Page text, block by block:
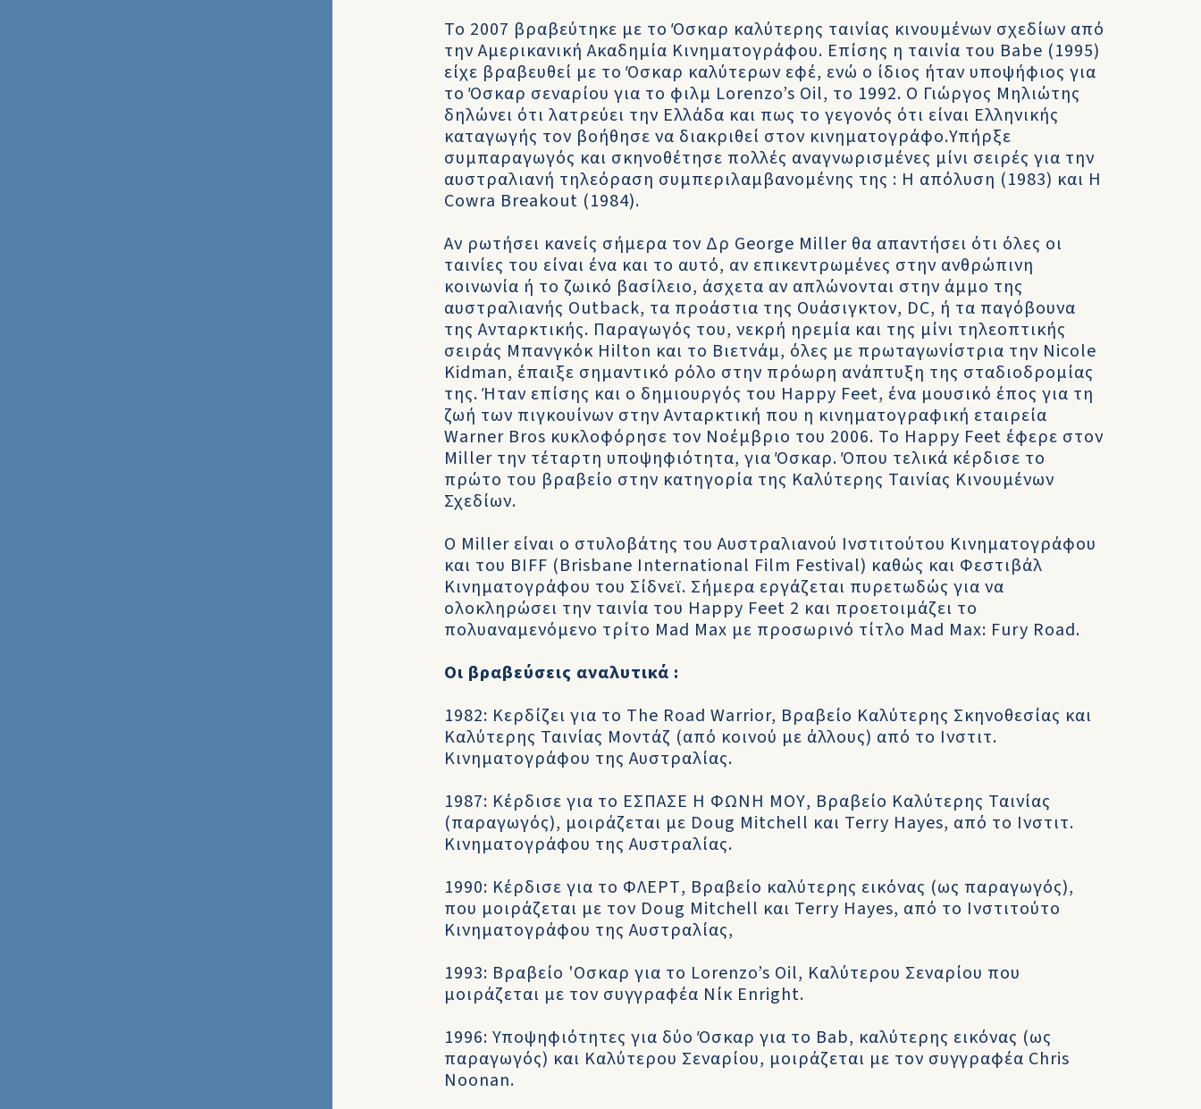
Το 2007 βραβεύτηκε με το Όσκαρ καλύτερης ταινίας κινουμένων σχεδίων από
την Αμερικανική Ακαδημία Κινηματογράφου. Επίσης η ταινία του Babe (1995)
είχε βραβευθεί με το Όσκαρ καλύτερων εφέ, ενώ ο ίδιος ήταν υποψήφιος για
το Όσκαρ σεναρίου για το φιλμ Lorenzo’s Oil, το 1992. Ο Γιώργος Μηλιώτης
δηλώνει ότι λατρεύει την Ελλάδα και πως το γεγονός ότι είναι Ελληνικής
καταγωγής τον βοήθησε να διακριθεί στον κινηματογράφο.Υπήρξε
συμπαραγωγός και σκηνοθέτησε πολλές αναγνωρισμένες μίνι σειρές για την
αυστραλιανή τηλεόραση συμπεριλαμβανομένης της : Η απόλυση (1983) και Η
Cowra Breakout (1984).
Αν ρωτήσει κανείς σήμερα τον Δρ George Miller θα απαντήσει ότι όλες οι
ταινίες του είναι ένα και το αυτό, αν επικεντρωμένες στην ανθρώπινη
κοινωνία ή το ζωικό βασίλειο, άσχετα αν απλώνονται στην άμμο της
αυστραλιανής Outback, τα προάστια της Ουάσιγκτον, DC, ή τα παγόβουνα
της Ανταρκτικής. Παραγωγός του, νεκρή ηρεμία και της μίνι τηλεοπτικής
σειράς Μπανγκόκ Hilton και το Βιετνάμ, όλες με πρωταγωνίστρια την Nicole
Kidman, έπαιξε σημαντικό ρόλο στην πρόωρη ανάπτυξη της σταδιοδρομίας
της. Ήταν επίσης και ο δημιουργός του Happy Feet, ένα μουσικό έπος για τη
ζωή των πιγκουίνων στην Ανταρκτική που η κινηματογραφική εταιρεία
Warner Bros κυκλοφόρησε τον Νοέμβριο του 2006. Το Happy Feet έφερε στον
Miller την τέταρτη υποψηφιότητα, για Όσκαρ. Όπου τελικά κέρδισε το
πρώτο του βραβείο στην κατηγορία της Καλύτερης Ταινίας Κινουμένων
Σχεδίων.
Ο Miller είναι ο στυλοβάτης του Αυστραλιανού Ινστιτούτου Κινηματογράφου
και του BIFF (Brisbane International Film Festival) καθώς και Φεστιβάλ
Κινηματογράφου του Σίδνεϊ. Σήμερα εργάζεται πυρετωδώς για να
ολοκληρώσει την ταινία του Happy Feet 2 και προετοιμάζει το
πολυαναμενόμενο τρίτο Mad Max με προσωρινό τίτλο Mad Max: Fury Road.
Οι βραβεύσεις αναλυτικά :
1982: Κερδίζει για το The Road Warrior, Βραβείο Καλύτερης Σκηνοθεσίας και
Καλύτερης Ταινίας Μοντάζ (από κοινού με άλλους) από το Ινστιτ.
Κινηματογράφου της Αυστραλίας.
1987: Κέρδισε για το ΕΣΠΑΣΕ Η ΦΩΝΗ ΜΟΥ, Βραβείο Καλύτερης Ταινίας
(παραγωγός), μοιράζεται με Doug Mitchell και Terry Hayes, από το Ινστιτ.
Κινηματογράφου της Αυστραλίας.
1990: Κέρδισε για το ΦΛΕΡΤ, Βραβείο καλύτερης εικόνας (ως παραγωγός),
που μοιράζεται με τον Doug Mitchell και Terry Hayes, από το Ινστιτούτο
Κινηματογράφου της Αυστραλίας,
1993: Βραβείο 'Οσκαρ για το Lorenzo’s Oil, Καλύτερου Σεναρίου που
μοιράζεται με τον συγγραφέα Νίκ Enright.
1996: Υποψηφιότητες για δύο Όσκαρ για το Bab, καλύτερης εικόνας (ως
παραγωγός) και Καλύτερου Σεναρίου, μοιράζεται με τον συγγραφέα Chris
Noonan.